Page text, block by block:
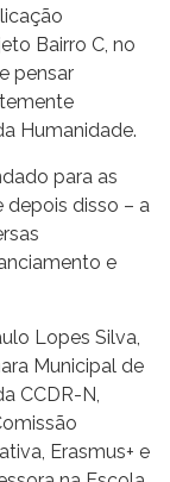
Bairro C, no
pensar
Humanidade.
para as
depois disso – a
e
Lopes Silva,
Municipal de
CCDR-N,
Erasmus+ e